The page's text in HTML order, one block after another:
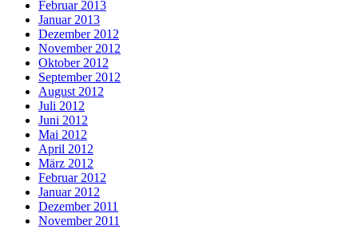
Februar 2013
Januar 2013
Dezember 2012
November 2012
Oktober 2012
September 2012
August 2012
Juli 2012
Juni 2012
Mai 2012
April 2012
März 2012
Februar 2012
Januar 2012
Dezember 2011
November 2011